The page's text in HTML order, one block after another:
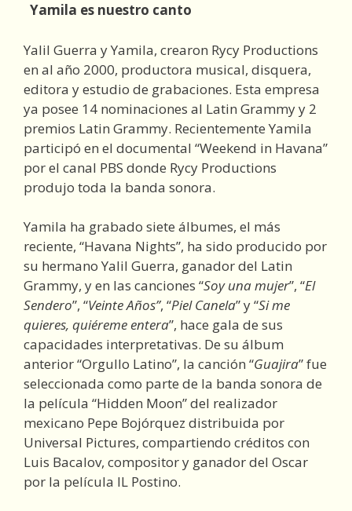
Yamila es nuestro canto
Yalil Guerra y Yamila, crearon Rycy Productions
en al año 2000, productora musical, disquera,
editora y estudio de grabaciones. Esta empresa
ya posee 14 nominaciones al Latin Grammy y 2
premios Latin Grammy. Recientemente Yamila
participó en el documental “Weekend in Havana”
por el canal PBS donde Rycy Productions
produjo toda la banda sonora.
Yamila ha grabado siete álbumes, el más
reciente, “Havana Nights”, ha sido producido por
su hermano Yalil Guerra, ganador del Latin
Grammy, y en las canciones “Soy una mujer”, “El
Sendero”, “Veinte Años”, “Piel Canela” y “Si me
quieres, quiéreme entera”, hace gala de sus
capacidades interpretativas. De su álbum
anterior “Orgullo Latino”, la canción “Guajira” fue
seleccionada como parte de la banda sonora de
la película “Hidden Moon” del realizador
mexicano Pepe Bojórquez distribuida por
Universal Pictures, compartiendo créditos con
Luis Bacalov, compositor y ganador del Oscar
por la película IL Postino.